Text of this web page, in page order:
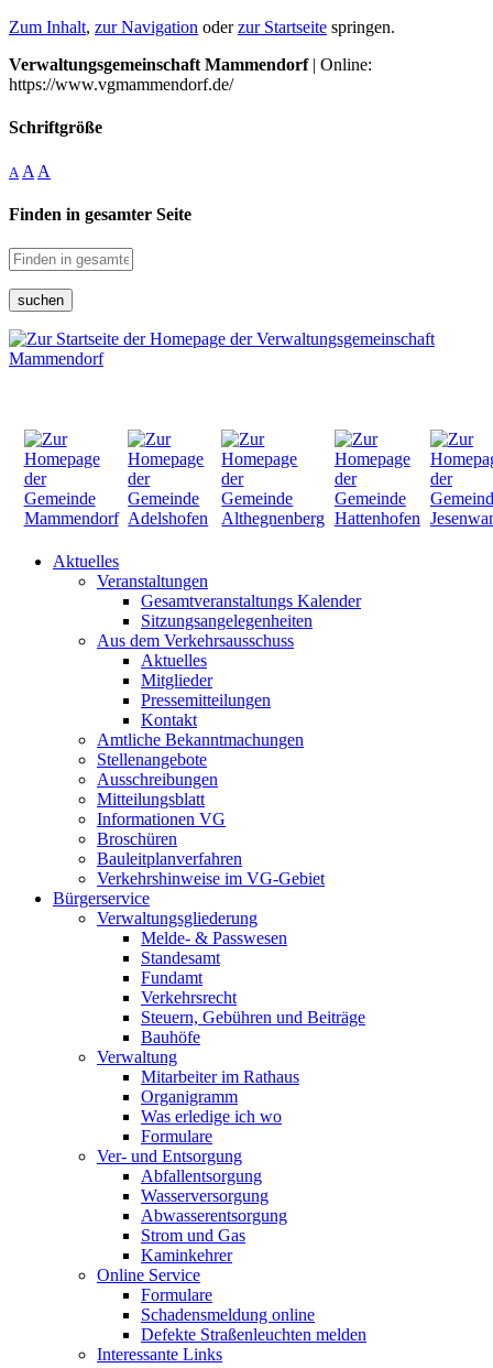
Zum Inhalt, zur Navigation oderzur Startseite springen.
Verwaltungsgemeinschaft Mammendorf| Online:
https://www.vgmammendorf.de/
Schriftgröße
A A A
Finden in gesamter Seite
suchen
Aktuelles
Veranstaltungen
Gesamtveranstaltungs Kalender
Sitzungsangelegenheiten
Aus dem Verkehrsausschuss
Aktuelles
Mitglieder
Pressemitteilungen
Kontakt
Amtliche Bekanntmachungen
Stellenangebote
Ausschreibungen
Mitteilungsblatt
Informationen VG
Broschüren
Bauleitplanverfahren
Verkehrshinweise im VG-Gebiet
Bürgerservice
Verwaltungsgliederung
Melde- & Passwesen
Standesamt
Fundamt
Verkehrsrecht
Steuern, Gebühren und Beiträge
Bauhöfe
Verwaltung
Mitarbeiter im Rathaus
Organigramm
Was erledige ich wo
Formulare
Ver- und Entsorgung
Abfallentsorgung
Wasserversorgung
Abwasserentsorgung
Strom und Gas
Kaminkehrer
Online Service
Formulare
Schadensmeldung online
Defekte Straßenleuchten melden
Interessante Links